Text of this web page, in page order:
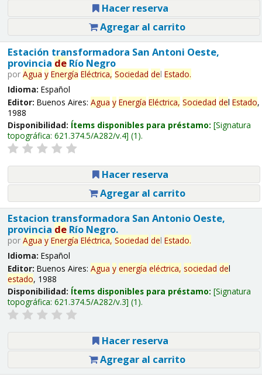
Hacer reserva
Agregar al carrito
Estación transformadora San Antoni Oeste,
provincia deRío Negro
por Agua y Energía Eléctrica, Sociedad del Estado.
Idioma: Español
Editor: Buenos Aires: Agua y Energía Eléctrica, Sociedad del Estado,
1988
Disponibilidad: Ítems disponibles para préstamo: Signatura
topográfica: 621.374.5/A282/v.4 (1).
Hacer reserva
Agregar al carrito
Estacion transformadora San Antonio Oeste,
provincia deRío Negro.
por Agua y Energía Eléctrica, Sociedad del Estado.
Idioma: Español
Editor: Buenos Aires: Agua y energía eléctrica, sociedad del
estado, 1988
Disponibilidad: Ítems disponibles para préstamo: Signatura
topográfica: 621.374.5/A282/v.3 (1).
Hacer reserva
Agregar al carrito